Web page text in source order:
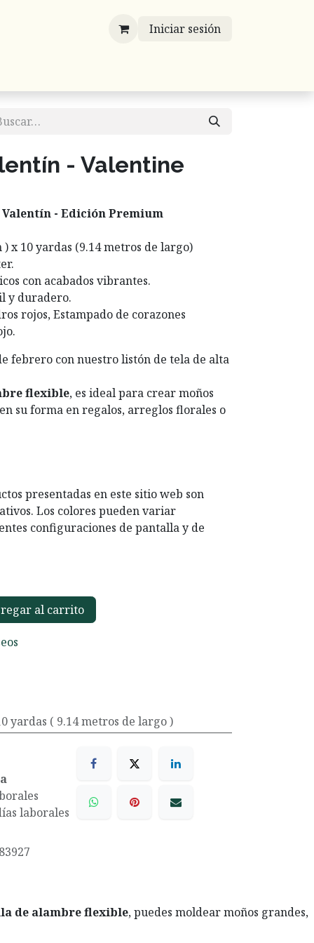
Iniciar sesión
- Valentine
- Edición Premium
) x 10 yardas (9.14 metros de largo)
con acabados vibrantes.
y duradero.
rojos, Estampado de corazones
febrero con nuestro listón de tela de alta
flexible, es ideal para crear moños
su forma en regalos, arreglos florales o
presentadas en este sitio web son
Los colores pueden variar
configuraciones de pantalla y de
al carrito
yardas ( 9.14 metros de largo )
laborales
de alambre flexible, puedes moldear moños grandes,